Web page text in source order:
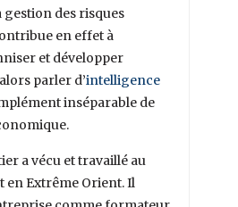
gestion des risques
en effet à
et développer
parler d’intelligence
inséparable de
a vécu et travaillé au
en Extrême Orient. Il